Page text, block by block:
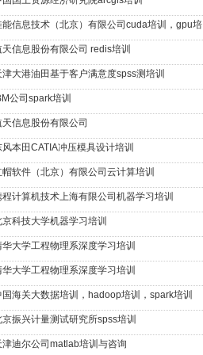
能信息技术（北京）有限公司cuda培训，gpu培
天信息股份有限公司 redis培训
津大港油田基于客户满意度spss测培训
公司spark培训
天信息股份有限公司
风本田CATIA冲压模具设计培训
帽软件（北京）有限公司云计算培训
程计算机技术上海有限公司机器学习培训
京科技大学机器学习培训
华大学工程物理系深度学习培训
华大学工程物理系深度学习培训
国海关大数据培训，hadoop培训，spark培训
京振兴计量测试研究所spss培训
津迪尔公司matlab培训与咨询